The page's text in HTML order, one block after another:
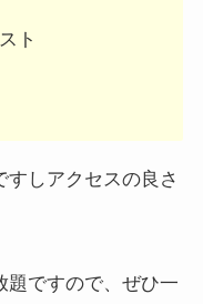
ト
しアクセスの良さ
題ですので、ぜひ一